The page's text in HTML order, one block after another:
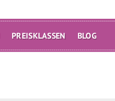
PREISKLASSEN BLOG